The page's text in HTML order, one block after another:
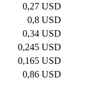
0,27 USD
0,8 USD
0,34 USD
0,245 USD
0,165 USD
0,86 USD